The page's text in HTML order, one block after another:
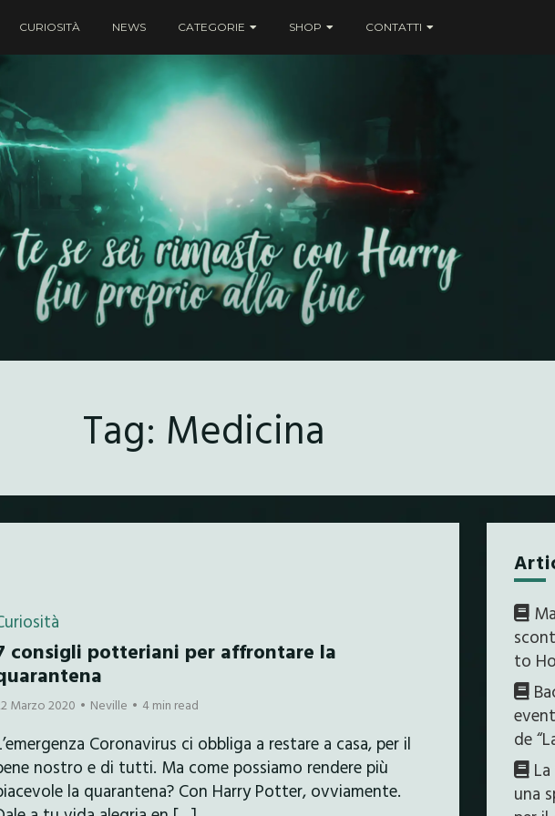
CURIOSITÀ NEWS CATEGORIE SHOP CONTATTI
rimasto con Harry fin
Tag: Medicina
consigli potteriani per affrontare la
Marzo 2020 Neville 4 min read
Coronavirus ci obbliga a restare a casa, per il
nostro e di tutti. Ma come possiamo rendere più
la quarantena? Con Harry Potter, ovviamente.
to
de
una